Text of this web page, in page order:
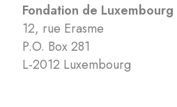
Fondation de Luxembourg
12, rue Erasme
P.O. Box 281
L-2012 Luxembourg